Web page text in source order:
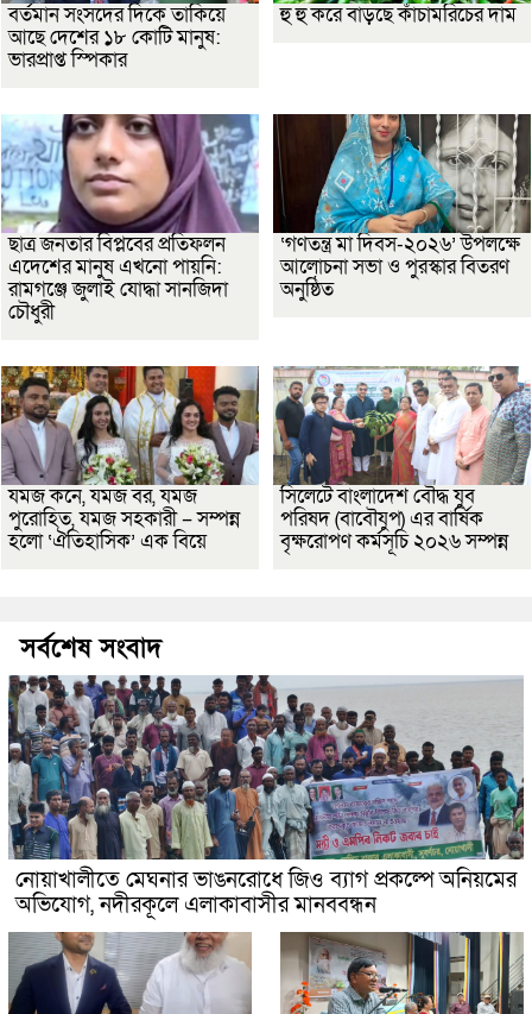
বর্তমান সংসদের দিকে তাকিয়ে
আছে দেশের ১৮ কোটি মানুষ:
ভারপ্রাপ্ত স্পিকার
হু হু করে বাড়ছে কাঁচামরিচের দাম
ছাত্র জনতার বিপ্লবের প্রতিফলন
এদেশের মানুষ এখনো পায়নি:
রামগঞ্জে জুলাই যোদ্ধা সানজিদা
চৌধুরী
‘গণতন্ত্র মা দিবস-২০২৬’ উপলক্ষে
আলোচনা সভা ও পুরস্কার বিতরণ
অনুষ্ঠিত
যমজ কনে, যমজ বর, যমজ
পুরোহিত, যমজ সহকারী – সম্পন্ন
হলো ‘ঐতিহাসিক’ এক বিয়ে
সিলেটে বাংলাদেশ বৌদ্ধ যুব
পরিষদ (বাবৌযুপ) এর বার্ষিক
বৃক্ষরোপণ কর্মসূচি ২০২৬ সম্পন্ন
সর্বশেষ সংবাদ
নোয়াখালীতে মেঘনার ভাঙনরোধে জিও ব্যাগ প্রকল্পে অনিয়মের
অভিযোগ, নদীরকূলে এলাকাবাসীর মানববন্ধন